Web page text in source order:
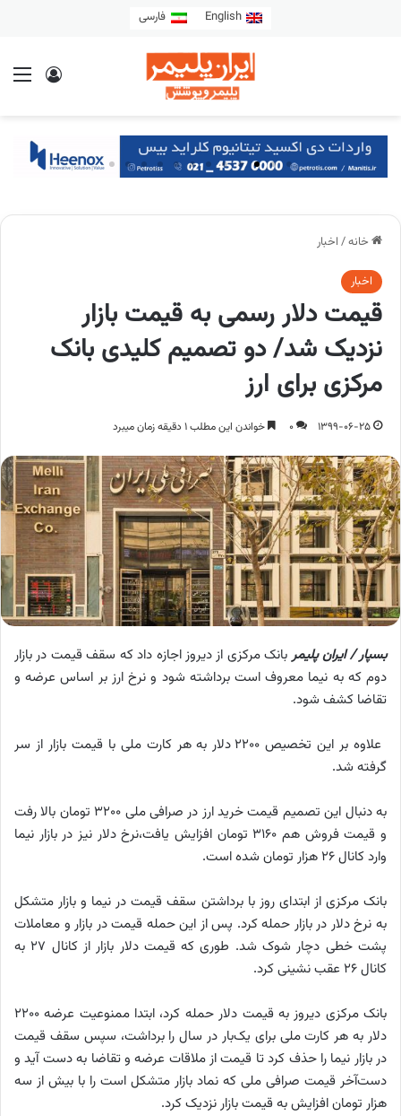
English فارسی
خانه/ اخبار
اخبار
قیمت دلار رسمی به قیمت بازار
نزدیک شد/ دو تصمیم کلیدی بانک
مرکزی برای ارز
1399-06-25
0 خواندن این مطلب 1 دقیقه زمان میبرد
بسپار / ایران پلیمربانک مرکزی از دیروز اجازه داد که سقف قیمت در بازار
دوم که به نیما معروف است برداشته شود و نرخ ارز بر اساس عرضه و
تقاضا کشف شود.
علاوه بر این تخصیص 2200 دلار به هر کارت ملی با قیمت بازار از سر
گرفته شد.
به دنبال این تصمیم قیمت خرید ارز در صرافی ملی 3200 تومان بالا رفت
و قیمت فروش هم 3160 تومان افزایش یافت،نرخ دلار نیز در بازار نیما
وارد کانال 26 هزار تومان شده است.
بانک مرکزی از ابتدای روز با برداشتن سقف قیمت در نیما و بازار متشکل
به نرخ دلار در بازار حمله کرد. پس از این حمله قیمت در بازار و معاملات
پشت خطی دچار شوک شد. طوری که قیمت دلار بازار از کانال 27 به
کانال 26 عقب نشینی کرد.
بانک مرکزی دیروز به قیمت دلار حمله کرد، ابتدا ممنوعیت عرضه 2200
دلار به هر کارت ملی برای یک‌بار در سال را برداشت، سپس سقف قیمت
در بازار نیما را حذف کرد تا قیمت از ملاقات عرضه و تقاضا به دست آید و
دست‌آخر قیمت صرافی ملی که نماد بازار متشکل است را با بیش از سه
هزار تومان افزایش به قیمت بازار نزدیک کرد.